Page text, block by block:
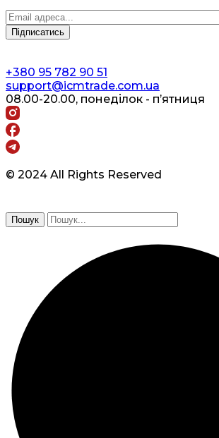
+380 95 782 90 51
support@icmtrade.com.ua
08.00-20.00, понеділок - п’ятниця
© 2024 All Rights Reserved
Пошук